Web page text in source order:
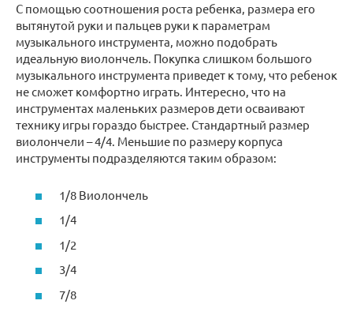
С помощью соотношения роста ребенка, размера его
вытянутой руки и пальцев руки к параметрам
музыкального инструмента, можно подобрать
идеальную виолончель. Покупка слишком большого
музыкального инструмента приведет к тому, что ребенок
не сможет комфортно играть. Интересно, что на
инструментах маленьких размеров дети осваивают
технику игры гораздо быстрее. Стандартный размер
виолончели – 4/4. Меньшие по размеру корпуса
инструменты подразделяются таким образом:
1/8 Виолончель
1/4
1/2
3/4
7/8